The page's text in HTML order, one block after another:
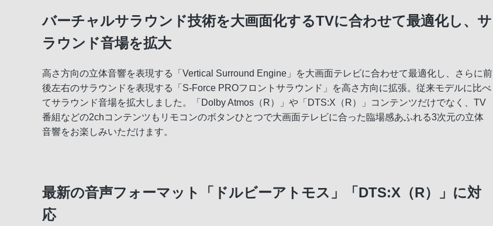
バーチャルサラウンド技術を大画面化するTVに合わせて最適化し、サ
ラウンド音場を拡大
高さ方向の立体音響を表現する「Vertical Surround Engine」を大画面テレビに合わせて最適化し、さらに前
後左右のサラウンドを表現する「S-Force PROフロントサラウンド」を高さ方向に拡張。従来モデルに比べ
てサラウンド音場を拡大しました。「Dolby Atmos（R）」や「DTS:X（R）」コンテンツだけでなく、TV
番組などの2chコンテンツもリモコンのボタンひとつで大画面テレビに合った臨場感あふれる3次元の立体
音響をお楽しみいただけます。
最新の音声フォーマット「ドルビーアトモス」「DTS:X（R）」に対
応